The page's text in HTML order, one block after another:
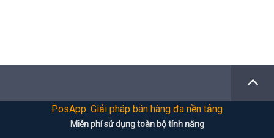
PosApp: Giải pháp bán hàng đa nền tảng
Miễn phí sử dụng toàn bộ tính năng